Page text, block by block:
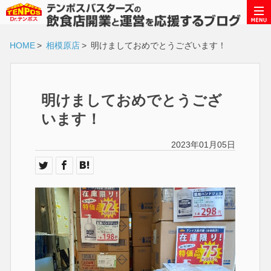
HOME> 相模原店> 明けましておめでとうございます！
明けましておめでとうござ
います！
2023年01月05日